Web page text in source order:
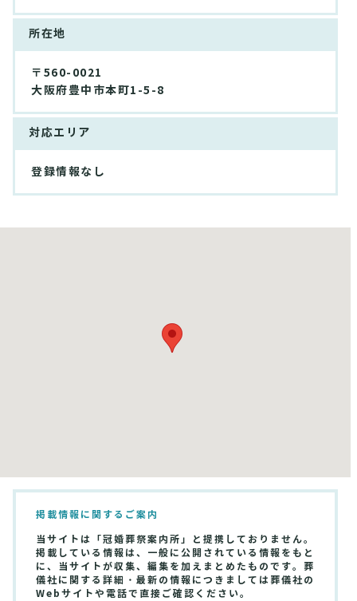
所在地
〒560-0021
大阪府豊中市本町1-5-8
対応エリア
登録情報なし
掲載情報に関するご案内
当サイトは「冠婚葬祭案内所」と提携しておりません。
掲載している情報は、一般に公開されている情報をもと
に、当サイトが収集、編集を加えまとめたものです。葬
儀社に関する詳細・最新の情報につきましては葬儀社の
Webサイトや電話で直接ご確認ください。